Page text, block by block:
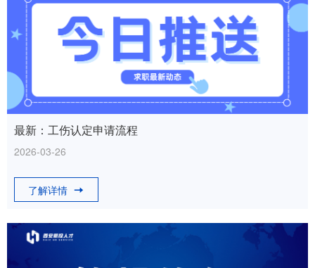
最新：工伤认定申请流程
2026-03-26
了解详情